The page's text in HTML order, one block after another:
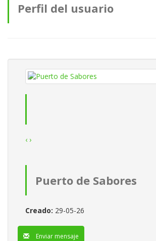
Perfil del usuario
‹ ›
Puerto de Sabores
Creado: 29-05-26
Enviar mensaje